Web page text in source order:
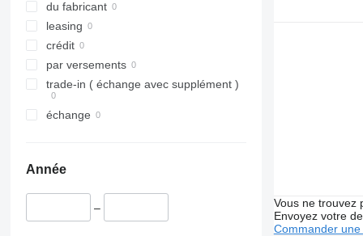
du fabricant
leasing
crédit
par versements
trade-in ( échange avec supplément )
échange
Année
–
Vous ne trouvez
Envoyez votre
Commander